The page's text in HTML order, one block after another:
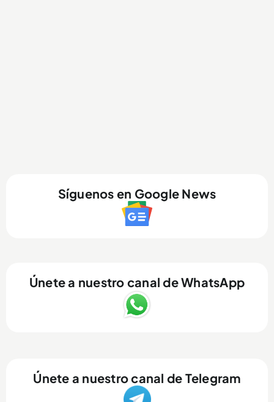
Síguenos en Google News
Únete a nuestro canal de WhatsApp
Únete a nuestro canal de Telegram